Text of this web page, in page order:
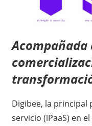
Digibee, la
servicio (iPaaS) en